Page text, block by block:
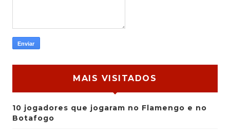
MAIS VISITADOS
10 jogadores que jogaram no Flamengo e no
Botafogo